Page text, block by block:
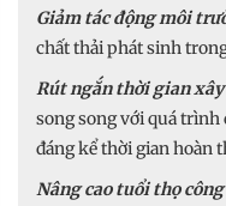
Giảm tác động môi
chất thải phát sinh
Rút ngắn thời gian
song song với quá
đáng kể thời gian hoàn
Nâng cao tuổi thọ